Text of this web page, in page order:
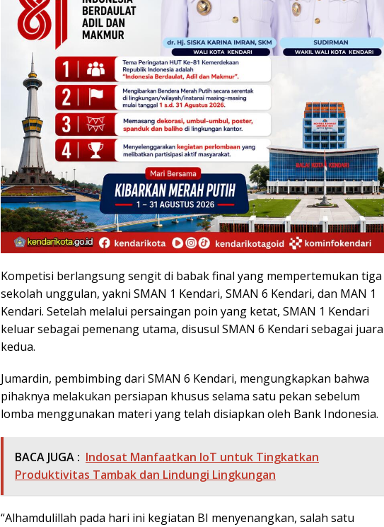
Kompetisi berlangsung sengit di babak final yang mempertemukan tiga
sekolah unggulan, yakni SMAN 1 Kendari, SMAN 6 Kendari, dan MAN 1
Kendari. Setelah melalui persaingan poin yang ketat, SMAN 1 Kendari
keluar sebagai pemenang utama, disusul SMAN 6 Kendari sebagai juara
kedua.
Jumardin, pembimbing dari SMAN 6 Kendari, mengungkapkan bahwa
pihaknya melakukan persiapan khusus selama satu pekan sebelum
lomba menggunakan materi yang telah disiapkan oleh Bank Indonesia.
BACA JUGA : Indosat Manfaatkan IoT untuk Tingkatkan
Produktivitas Tambak dan Lindungi Lingkungan
“Alhamdulillah pada hari ini kegiatan BI menyenangkan, salah satu